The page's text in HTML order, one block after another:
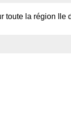
toute la région Ile